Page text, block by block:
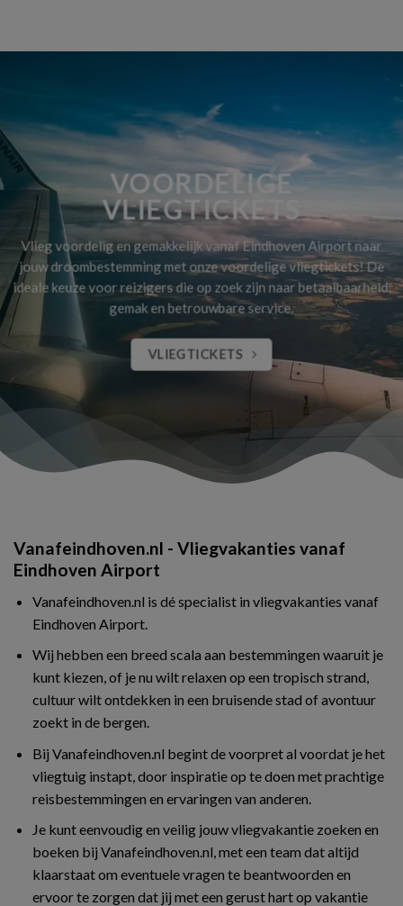
VOORDELIGE
VLIEGTICKETS
Vlieg voordelig en gemakkelijk vanaf Eindhoven Airport naar
jouw droombestemming met onze voordelige vliegtickets! De
ideale keuze voor reizigers die op zoek zijn naar betaalbaarheid,
gemak en betrouwbare service.
VLIEGTICKETS
Vanafeindhoven.nl - Vliegvakanties vanaf
Eindhoven Airport
Vanafeindhoven.nl is dé specialist in vliegvakanties vanaf
Eindhoven Airport.
Wij hebben een breed scala aan bestemmingen waaruit je
kunt kiezen, of je nu wilt relaxen op een tropisch strand,
cultuur wilt ontdekken in een bruisende stad of avontuur
zoekt in de bergen.
Bij Vanafeindhoven.nl begint de voorpret al voordat je het
vliegtuig instapt, door inspiratie op te doen met prachtige
reisbestemmingen en ervaringen van anderen.
Je kunt eenvoudig en veilig jouw vliegvakantie zoeken en
boeken bij Vanafeindhoven.nl, met een team dat altijd
klaarstaat om eventuele vragen te beantwoorden en
ervoor te zorgen dat jij met een gerust hart op vakantie